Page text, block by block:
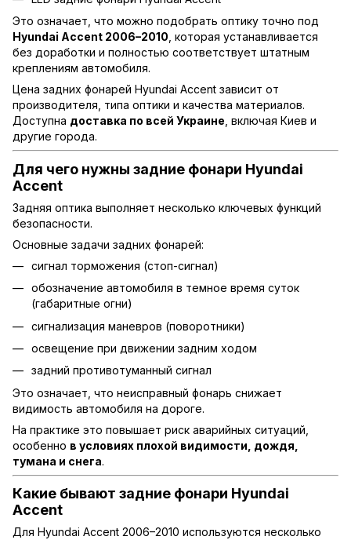
Это означает, что можно подобрать оптику точно под
Hyundai Accent 2006–2010 , которая устанавливается
без доработки и полностью соответствует штатным
креплениям автомобиля.
Цена задних фонарей Hyundai Accent зависит от
производителя, типа оптики и качества материалов.
Доступна доставка по всей Украине , включая Киев и
другие города.
Для чего нужны задние фонари Hyundai
Accent
Задняя оптика выполняет несколько ключевых функций
безопасности.
Основные задачи задних фонарей:
сигнал торможения (стоп-сигнал)
обозначение автомобиля в темное время суток
(габаритные огни)
сигнализация маневров (поворотники)
освещение при движении задним ходом
задний противотуманный сигнал
Это означает, что неисправный фонарь снижает
видимость автомобиля на дороге.
На практике это повышает риск аварийных ситуаций,
особенно в условиях плохой видимости, дождя,
тумана и снега.
Какие бывают задние фонари Hyundai
Accent
Для Hyundai Accent 2006–2010 используются несколько